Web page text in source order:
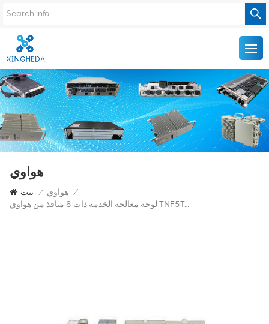
هواوي
بيت / هواوي /
لوحة معالجة الخدمة ذات 8 منافذ من هواوي TNF5TOA 03021YSN OSN1800V